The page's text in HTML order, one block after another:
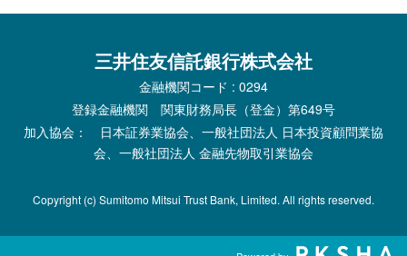
三井住友信託銀行株式会社
金融機関コード : 0294
登録金融機関 関東財務局長（登金）第649号
加入協会： 日本証券業協会、一般社団法人 日本投資顧問業協
会、一般社団法人 金融先物取引業協会
Copyright (c) Sumitomo Mitsui Trust Bank, Limited. All rights reserved.